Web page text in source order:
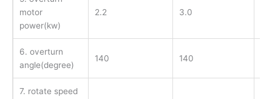
motor
power(kw)
2.2 3.0
6. overturn
angle(degree)
140 140
7. rotate speed